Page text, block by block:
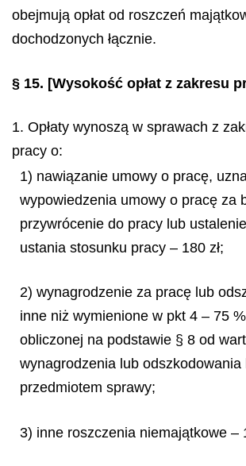
obejmują opłat od roszczeń
dochodzonych łącznie.
§ 15. [Wysokość opłat z zakresu
1. Opłaty wynoszą w sprawach z
pracy o:
1) nawiązanie umowy o pracę,
wypowiedzenia umowy o pracę za
przywrócenie do pracy lub
ustania stosunku pracy – 180 zł;
2) wynagrodzenie za pracę lub
inne niż wymienione w pkt 4 – 75 %
obliczonej na podstawie § 8 od
wynagrodzenia lub odszkodowania
przedmiotem sprawy;
3) inne roszczenia niemajątkowe –